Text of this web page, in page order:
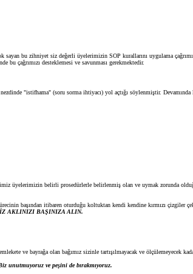
bu zihniyet siz değerli üyelerimizin SOP kurallarını uygulama
çağrımızı desteklemesi ve savunması gerekmektedir.
"istifhama" (soru sorma ihtiyacı) yol açtığı söylenmiştir. Devamında
üyelerimizin belirli prosedürlerle belirlenmiş olan ve uymak zorunda
başından itibaren oturduğu koltuktan kendi kendine kırmızı çizgiler
AKLINIZI BAŞINIZA ALIN.
ve bayrağa olan bağımız sizinle tartışılmayacak ve ölçülemeyecek
unutmuyoruz ve peşini de bırakmıyoruz.